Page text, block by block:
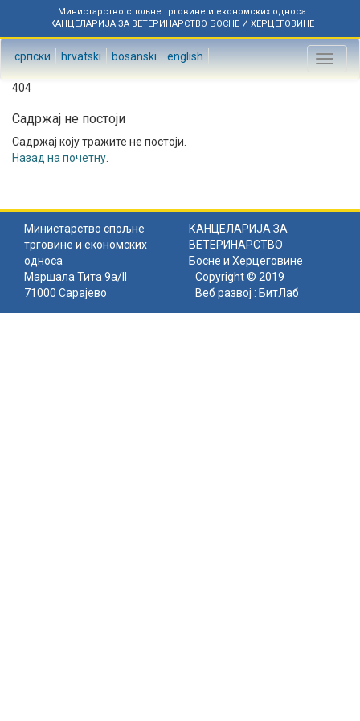
Министарство спољне трговине и економских односа
КАНЦЕЛАРИЈА ЗА ВЕТЕРИНАРСТВО БОСНЕ И ХЕРЦЕГОВИНЕ
српски hrvatski bosanski english
Toggle
404
Садржај не постоји
Садржај коју тражите не постоји.
Назад на почетну
Министарство спољне
трговине и економских
односа
КАНЦЕЛАРИЈА ЗА
ВЕТЕРИНАРСТВО
Босне и Херцеговине
Маршала Тита 9а/II
71000 Сарајево
Copyright © 2019
Веб развој : БитЛаб